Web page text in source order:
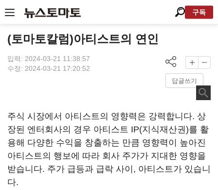
구독
(토마토칼럼)아티스트의 연인
입력: 2024-03-21 11:38:57
수정: 2024-03-21 17:20:52
답글쓰기
주식 시장에서 아티스트의 영향력은 강력합니다. 상
장된 엔터회사의 경우 아티스트 IP(지식재산권)를 활
용해 다양한 수익을 창출하는 만큼 영향력이 높아진
아티스트의 행보에 따라 회사 주가가 지대한 영향을
받습니다. 주가 급등과 급락 사이, 아티스트가 있습니
다.